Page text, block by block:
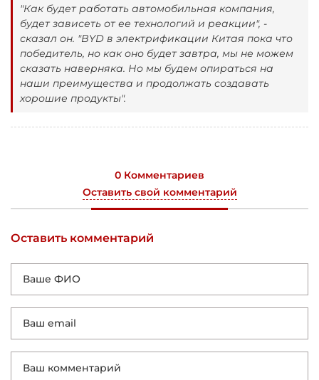
"Как будет работать автомобильная компания,
будет зависеть от ее технологий и реакции", -
сказал он. "BYD в электрификации Китая пока что
победитель, но как оно будет завтра, мы не можем
сказать наверняка. Но мы будем опираться на
наши преимущества и продолжать создавать
хорошие продукты".
0 Комментариев
Оставить свой комментарий
Оставить комментарий